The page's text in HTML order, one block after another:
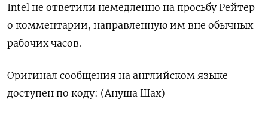
Intel не ответили немедленно на просьбу Рейтер ​
о комментарии, ⁠направленную им вне обычных
‌рабочих часов.
Оригинал сообщения ‌на английском языке ​
доступен по ‌коду: (Ануша Шах)